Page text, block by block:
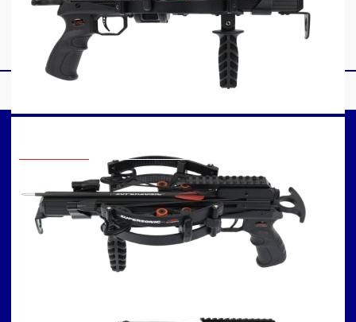
Informatii fiscale
Informatii livrare
Informatii stoc
Arbaleta: săgețile și
părțile componente ale
acestora
Cat de departe pot